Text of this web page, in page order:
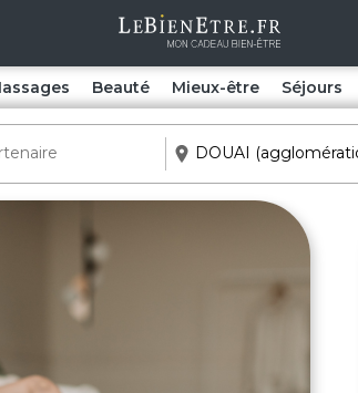
Beauté Mieux-être Séjours